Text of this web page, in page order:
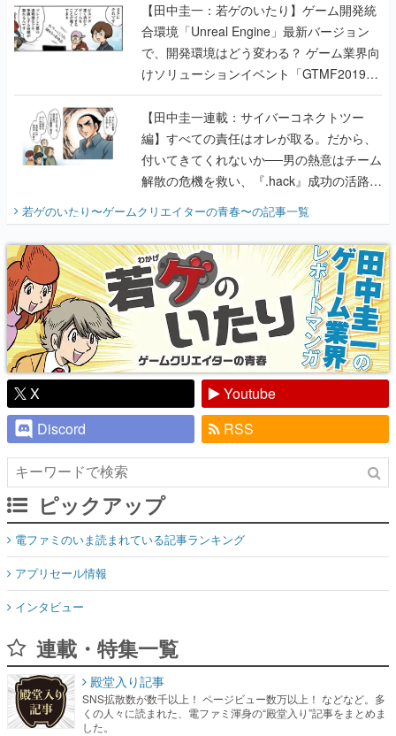
【田中圭一：若ゲのいたり】ゲーム開発統
合環境「Unreal Engine」最新バージョン
で、開発環境はどう変わる？ ゲーム業界向
けソリューションイベント「GTMF2019」
に行って、より理解を深めよう【PR】
【田中圭一連載：サイバーコネクトツー
編】すべての責任はオレが取る。だから、
付いてきてくれないか──男の熱意はチーム
解散の危機を救い、『.hack』成功の活路を
開く。業界の快男児・松山 洋に流れる血は
『少年ジャンプ』色だった【若ゲのいた
り】
若ゲのいたり〜ゲームクリエイターの青春〜の記事一覧
X
Youtube
Discord
RSS
ピックアップ
電ファミのいま読まれている記事ランキング
アプリセール情報
インタビュー
連載・特集一覧
殿堂入り記事
SNS拡散数が数千以上！ ページビュー数万以上！ などなど。多
くの人々に読まれた、電ファミ渾身の“殿堂入り”記事をまとめま
した。